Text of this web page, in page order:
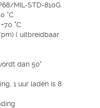
MIL-STD-810G
°C
°C
( uitbreidbaar
dan 50°
1 uur laden is 8